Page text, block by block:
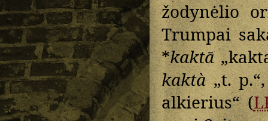
žodynėlio
Trumpai
*kaktā
kaktà„t.
alkierius“ (